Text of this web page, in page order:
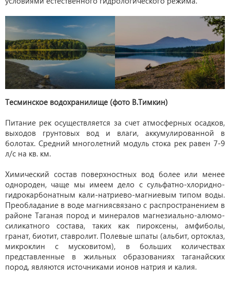
Тесминское водохранилище (фото В.Тимкин)
Питание рек осуществляется за счет атмосферных осадков,
выходов грунтовых вод и влаги, аккумулированной в
болотах. Средний многолетний модуль стока рек равен 7-9
л/с на кв. км.
Химический состав поверхностных вод более или менее
однороден, чаще мы имеем дело с сульфатно-хлоридно-
гидрокарбонатным кали-натриево-магниевым типом воды.
Преобладание в воде магниясвязано с распространением в
районе Таганая пород и минералов магнезиально-алюмо-
силикатного состава, таких как пироксены, амфиболы,
гранат, биотит, ставролит. Полевые шпаты (альбит, ортоклаз,
микроклин с мусковитом), в больших количествах
представленные в жильных образованиях таганайских
пород, являются источниками ионов натрия и калия.